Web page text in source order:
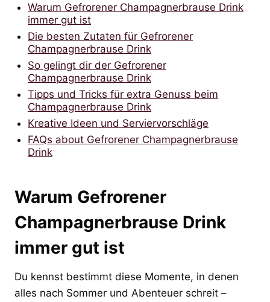
Warum Gefrorener Champagnerbrause Drink
immer gut ist
Die besten Zutaten für Gefrorener
Champagnerbrause Drink
So gelingt dir der Gefrorener
Champagnerbrause Drink
Tipps und Tricks für extra Genuss beim
Champagnerbrause Drink
Kreative Ideen und Serviervorschläge
FAQs about Gefrorener Champagnerbrause
Drink
Warum Gefrorener
Champagnerbrause Drink
immer gut ist
Du kennst bestimmt diese Momente, in denen
alles nach Sommer und Abenteuer schreit –